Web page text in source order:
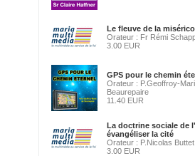
Le fleuve de la
Orateur : Fr Rémi
3.00 EUR
GPS pour le chemin
Orateur : P.Geoffroy-
Beaurepaire
11.40 EUR
La doctrine sociale de
évangéliser la cité
Orateur : P.Nicolas Buttet
3.00 EUR